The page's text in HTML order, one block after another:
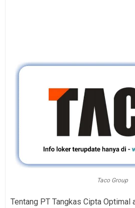
Taco Group
Tentang PT Tangkas Cipta Optimal